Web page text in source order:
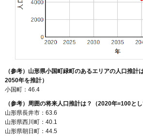
（参考）山形県小国町緑町のあるエリアの人口推計
2050年を推計）
小国町：46.4
（参考）周囲の将来人口推計は？（2020年=100と
山形県長井市：63.6
山形県西川町：40.1
山形県朝日町：44.5